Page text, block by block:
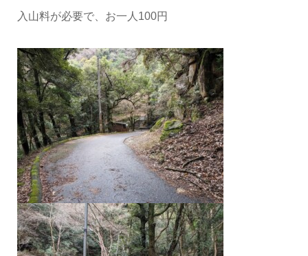
入山料が必要で、お一人100円